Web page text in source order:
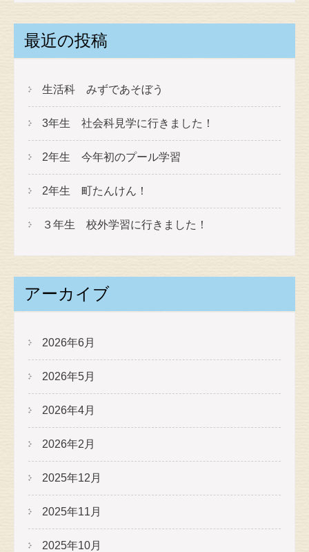
最近の投稿
生活科 みずであそぼう
3年生 社会科見学に行きました！
2年生 今年初のプール学習
2年生 町たんけん！
３年生 校外学習に行きました！
アーカイブ
2026年6月
2026年5月
2026年4月
2026年2月
2025年12月
2025年11月
2025年10月